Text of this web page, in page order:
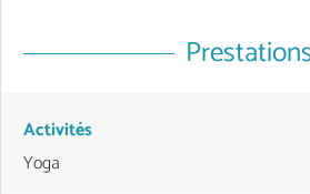
Activités
Yoga